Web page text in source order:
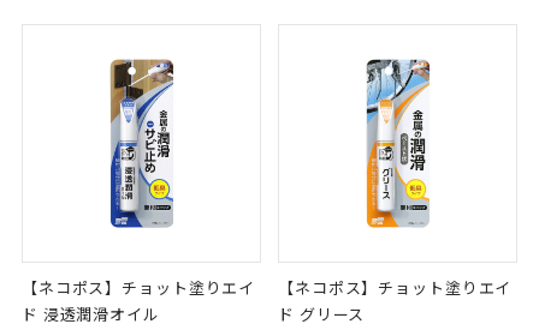
【ネコポス】チョット塗りエイ
ド 浸透潤滑オイル
【ネコポス】チョット塗りエイ
ド グリース